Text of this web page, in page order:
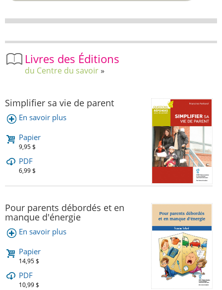
Livres des Éditions
du Centre du savoir
Simplifier sa vie de parent
En savoir plus
Papier
9,95 $
PDF
6,99 $
Pour parents débordés et en
manque d'énergie
En savoir plus
Papier
14,95 $
PDF
10,99 $